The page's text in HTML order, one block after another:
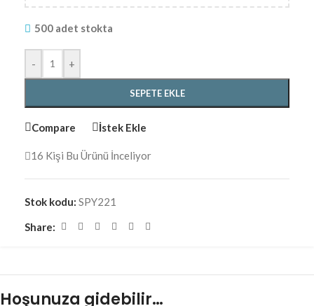
500 adet stokta
- +
SEPETE EKLE
Compare İstek Ekle
16 Kişi Bu Ürünü İnceliyor
Stok kodu: SPY221
Share:
Hoşunuza gidebilir…